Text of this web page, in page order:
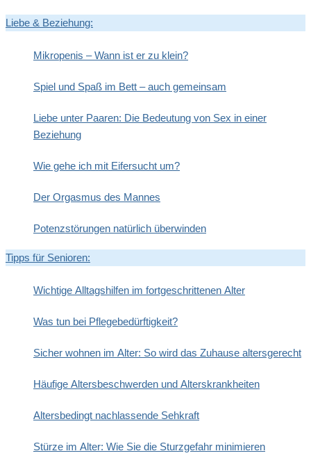
Liebe & Beziehung:
Mikropenis – Wann ist er zu klein?
Spiel und Spaß im Bett – auch gemeinsam
Liebe unter Paaren: Die Bedeutung von Sex in einer
Beziehung
Wie gehe ich mit Eifersucht um?
Der Orgasmus des Mannes
Potenzstörungen natürlich überwinden
Tipps für Senioren:
Wichtige Alltagshilfen im fortgeschrittenen Alter
Was tun bei Pflegebedürftigkeit?
Sicher wohnen im Alter: So wird das Zuhause altersgerecht
Häufige Altersbeschwerden und Alterskrankheiten
Altersbedingt nachlassende Sehkraft
Stürze im Alter: Wie Sie die Sturzgefahr minimieren